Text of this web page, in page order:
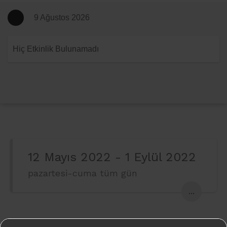
9 Ağustos 2026
Hiç Etkinlik Bulunamadı
12 Mayıs 2022 - 1 Eylül 2022
pazartesi-cuma tüm gün
...
Enstitünün açılış programında, Ara Güler’in